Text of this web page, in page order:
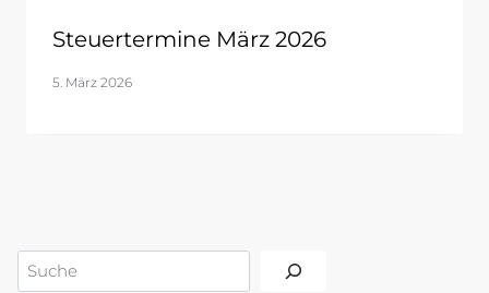
Steuertermine März 2026
5. März 2026
Suchen